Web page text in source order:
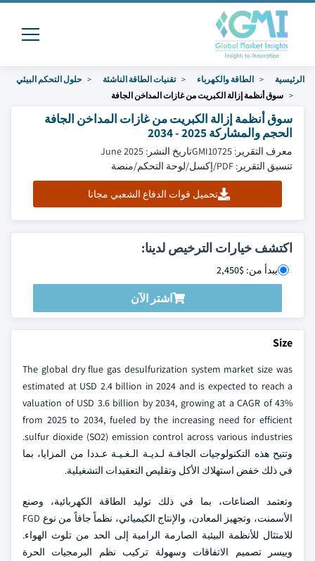
الرئيسية الطاقة والكهرباء تقنيات الطاقة الناشئة
حلول التحكم البيئي
سوق أنظمة إزالة الكبريت من غازات المداخن الجافة
سوق أنظمة إزالة الكبريت من غازات المداخن الجافة
الحجم والمشاركة 2025 - 2034
معرف التقرير: GMI10725
تاريخ النشر: June 2025
تنسيق التقرير: PDF/إكسل/لوحة التحكم/منصة
تحميل قوات الدفاع الشعبي مجانا
اكتشف خيارات الترخيص لدينا:
يبدأ من: $2,450
اشتر الآن
Size
The global dry flue gas desulfurization system market size was
estimated at USD 2.4 billion in 2024 and is expected to reach a
valuation of USD 3.6 billion by 2034, growing at a CAGR of 43%
from 2025 to 2034, fueled by the increasing need for efficient
sulfur dioxide (SO2) emission control across various industries.
وتتيح هذه التكنولوجيات الجافـة لـديـة الـغـيـة عـددا من المزايا، بما
في ذلك خفض استهلاك الأكل وتقليص التعقيدات التشغيلية.
وتعتمد الصناعات، بما في ذلك توليد الطاقة الكهربائية، وصنع
الأسمنت، وتجهيز المعادن، والإنتاج الكيميائي، نظماً جافاً من نوع FGD
للامتثال للأنظمة البيئية الصارمة الرامية إلى الحد من تلوث الهواء.
وييسر تصميم الاتفاقات وسهولة تركيب نظم البرمجيات الحرة